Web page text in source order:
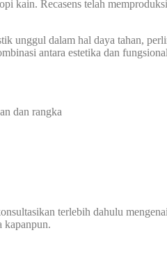
kain. Recasens telah
unggul dalam hal daya tahan,
antara estetika dan
dan rangka
terlebih dahulu
kapanpun.